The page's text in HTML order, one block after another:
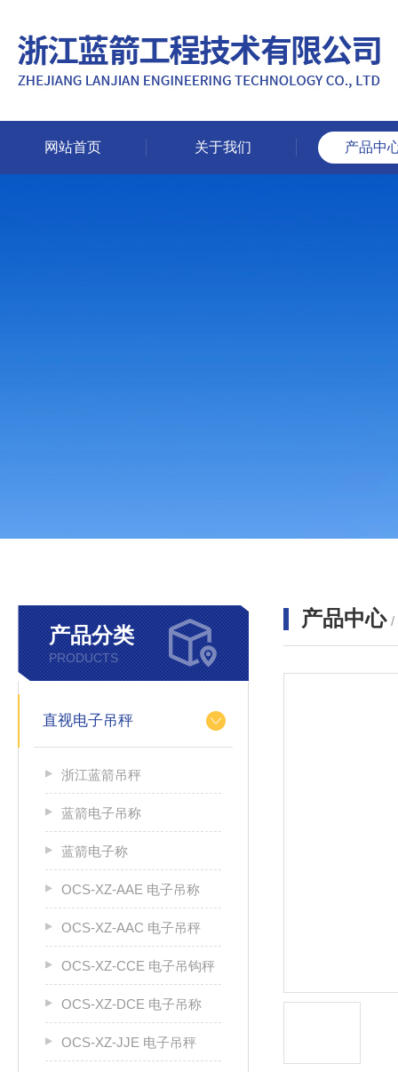
网站首页 关于我们 产品中
产品分类
PRODUCTS
直视电子吊秤
浙江蓝箭吊秤
蓝箭电子吊称
蓝箭电子称
OCS-XZ-AAE 电子吊称
OCS-XZ-AAC 电子吊秤
OCS-XZ-CCE 电子吊钩秤
OCS-XZ-DCE 电子吊称
OCS-XZ-JJE 电子吊秤
产品中心 /